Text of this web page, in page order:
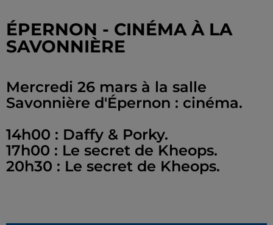
ÉPERNON - CINÉMA À LA
SAVONNIÈRE
Mercredi 26 mars à la salle
Savonnière d'Épernon : cinéma.
14h00 : Daffy & Porky.
17h00 : Le secret de Kheops.
20h30 : Le secret de Kheops.